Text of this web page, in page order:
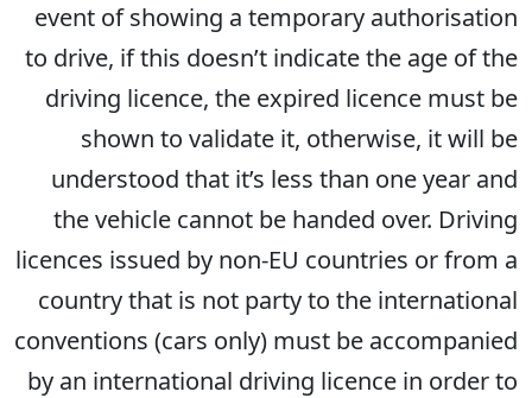
event of showing a temporary authorisation
to drive, if this doesn’t indicate the age of the
driving licence, the expired licence must be
shown to validate it, otherwise, it will be
understood that it’s less than one year and
the vehicle cannot be handed over. Driving
licences issued by non-EU countries or from a
country that is not party to the international
conventions (cars only) must be accompanied
by an international driving licence in order to